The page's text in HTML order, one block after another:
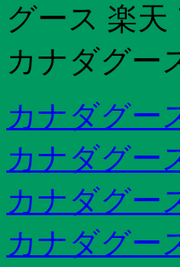
グース 楽
カナダグー
カナダグー
カナダグー
カナダグー
カナダグー